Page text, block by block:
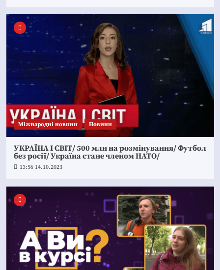
Міжнародні новини Новини
УКРАЇНА І СВІТ/ 500 млн на розмінування/ Футбол
без росії/ Україна стане членом НАТО/
13:56 14.10.2023